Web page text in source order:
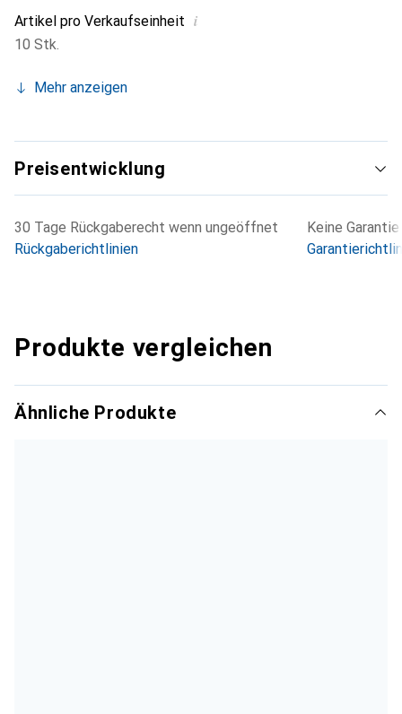
Artikel pro Verkaufseinheit i
10 Stk.
Mehr anzeigen
Preisentwicklung
30 Tage Rückgaberecht wenn ungeöffnet
Rückgaberichtlinien
Keine Garantie
Produkte vergleichen
Ähnliche Produkte